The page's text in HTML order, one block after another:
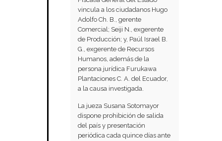
vincula a los ciudadanos Hugo
Adolfo Ch. B., gerente
Comercial; Seiji N., exgerente
de Producción; y, Paúl Israel B.
G., exgerente de Recursos
Humanos, además de la
persona jurídica Furukawa
Plantaciones C. A. del Ecuador,
a la causa investigada.
La jueza Susana Sotomayor
dispone prohibición de salida
del país y presentación
periódica cada quince días ante